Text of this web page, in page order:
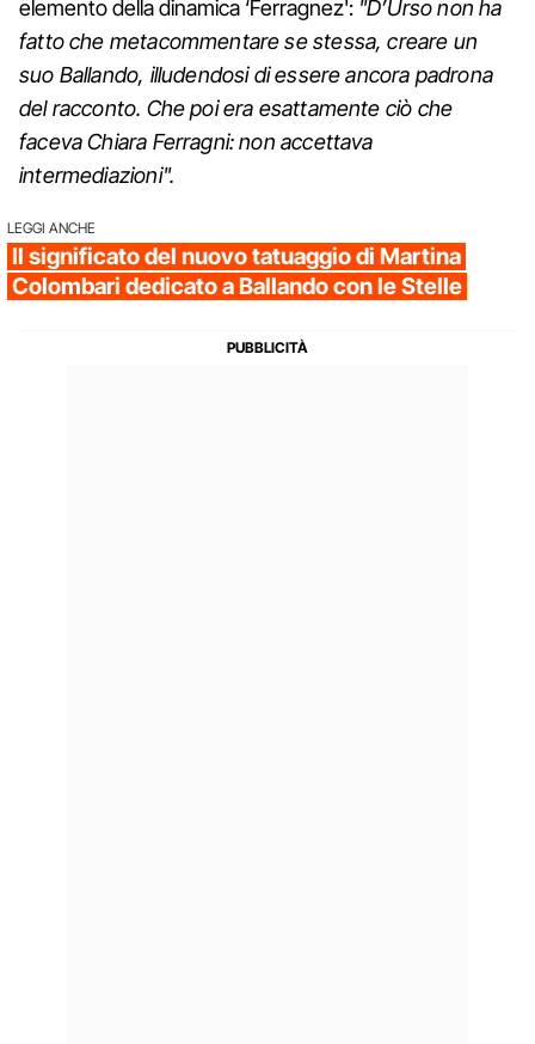
elemento della dinamica ‘Ferragnez': "D’Urso non ha
fatto che metacommentare se stessa, creare un
suo Ballando, illudendosi di essere ancora padrona
del racconto. Che poi era esattamente ciò che
faceva Chiara Ferragni: non accettava
intermediazioni".
LEGGI ANCHE
Il significato del nuovo tatuaggio di Martina
Colombari dedicato a Ballando con le Stelle